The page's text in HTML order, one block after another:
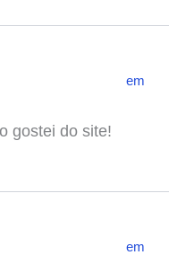
em
gostei do site!
em